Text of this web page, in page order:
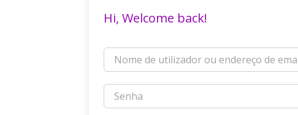
Hi, Welcome back!